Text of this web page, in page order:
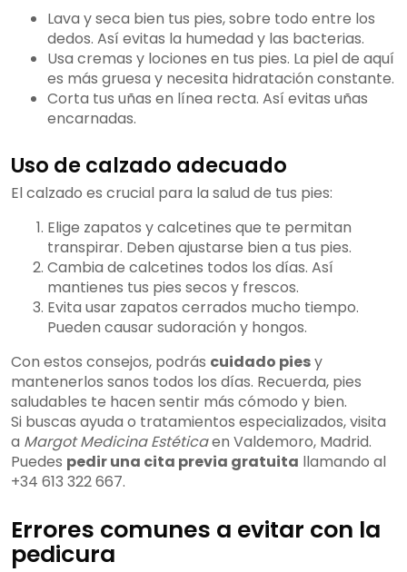
Lava y seca bien tus pies, sobre todo entre los
dedos. Así evitas la humedad y las bacterias.
Usa cremas y lociones en tus pies. La piel de aquí
es más gruesa y necesita hidratación constante.
Corta tus uñas en línea recta. Así evitas uñas
encarnadas.
Uso de calzado adecuado
El calzado es crucial para la salud de tus pies:
Elige zapatos y calcetines que te permitan
transpirar. Deben ajustarse bien a tus pies.
Cambia de calcetines todos los días. Así
mantienes tus pies secos y frescos.
Evita usar zapatos cerrados mucho tiempo.
Pueden causar sudoración y hongos.
Con estos consejos, podrás cuidado piesy
mantenerlos sanos todos los días. Recuerda, pies
saludables te hacen sentir más cómodo y bien.
Si buscas ayuda o tratamientos especializados, visita
a Margot Medicina Estéticaen Valdemoro, Madrid.
Puedes pedir una cita previa gratuita llamando al
+34 613 322 667.
Errores comunes a evitar con la
pedicura